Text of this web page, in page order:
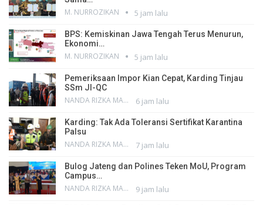
M. NURROZIKAN 5 jam lalu
BPS: Kemiskinan Jawa Tengah Terus Menurun,
Ekonomi…
M. NURROZIKAN 5 jam lalu
Pemeriksaan Impor Kian Cepat, Karding Tinjau
SSm JI-QC
NANDA RIZKA MAHENDRA 6 jam lalu
Karding: Tak Ada Toleransi Sertifikat Karantina
Palsu
NANDA RIZKA MAHENDRA 7 jam lalu
Bulog Jateng dan Polines Teken MoU, Program
Campus…
NANDA RIZKA MAHENDRA 9 jam lalu